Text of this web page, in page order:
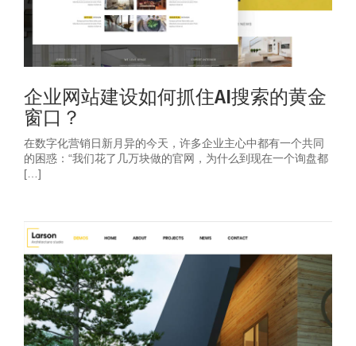
企业网站建设如何抓住AI搜索的黄金
窗口？
在数字化营销日新月异的今天，许多企业主心中都有一个共同
的困惑：“我们花了几万块做的官网，为什么到现在一个询盘都
[…]